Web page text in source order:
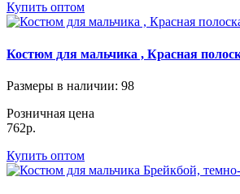
Купить оптом
Костюм для мальчика , Красная
Размеры в наличии: 98
Розничная цена
762р.
Купить оптом